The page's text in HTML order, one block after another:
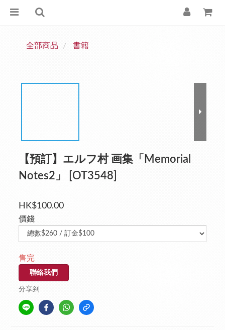
全部商品 書籍
【預訂】エルフ村 画集「Memorial
Notes2」 [OT3548]
HK$100.00
價錢
售完
聯絡我們
分享到